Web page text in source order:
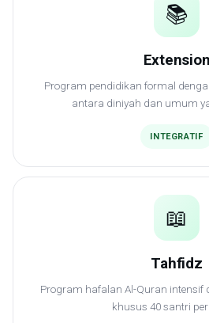
📚
Extension
Program pendidikan formal
antara diniyah dan umum
INTEGRATIF
📖
Tahfidz
Program hafalan Al-Quran intensif
khusus 40 santri per